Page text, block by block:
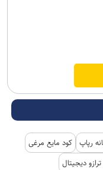
رپاپ کود مایع مرغی
دیجیتال